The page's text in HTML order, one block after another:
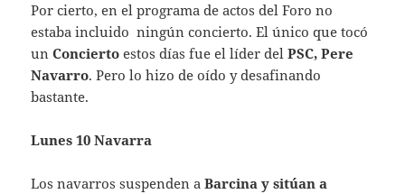
Por cierto, en el programa de actos del Foro no
estaba incluido ningún concierto. El único que tocó
unConciertoestos días fue el líder delPSC, Pere
Navarro. Pero lo hizo de oído y desafinando
bastante.
Lunes 10 Navarra
Los navarros suspenden aBarcina y sitúan a